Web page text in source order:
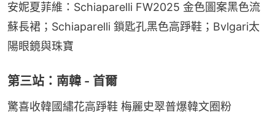
安妮夏菲維：Schiaparelli FW2025 金色圖案黑色流
蘇長裙；Schiaparelli 鎖匙孔黑色高踭鞋；Bvlgari太
陽眼鏡與珠寶
第三站：南韓 - 首爾
驚喜收韓國繡花高踭鞋 梅麗史翠普爆韓文圈粉